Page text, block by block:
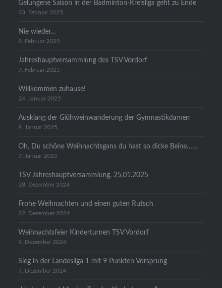
Gelungene Saison in der Badminton-Kreisliga geht zu Ende
23. Februar 2025
Nie wieder…
8. Februar 2025
Jahreshauptversammlung des TSV Vordorf
7. Februar 2025
Willkommen zuhause!
24. Januar 2025
Ausklang der Glühweinwanderung der Gymnastikdamen
9. Januar 2025
Oh, Du schöne Weihnachtsgans du hast so dicke Beine……
7. Januar 2025
TSV Jahreshauptversammlung, 25.01.2025
28. Dezember 2024
Frohe Weihnachten und einen guten Rutsch
22. Dezember 2024
Weihnachtsfeier Kinderturnen TSV Vordorf
9. Dezember 2024
Sieg in der Landesliga 1 mit 9 Punkten Vorsprung
7. Dezember 2024